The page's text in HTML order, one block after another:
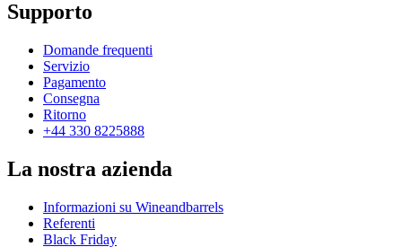
Supporto
Domande frequenti
Servizio
Pagamento
Consegna
Ritorno
+44 330 8225888
La nostra azienda
Informazioni su Wineandbarrels
Referenti
Black Friday